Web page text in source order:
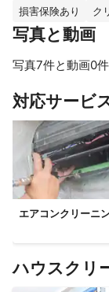
損害保険あり ク
写真と動画
写真7件と動画0件
対応サービ
エアコンクリーニ
ハウスクリ